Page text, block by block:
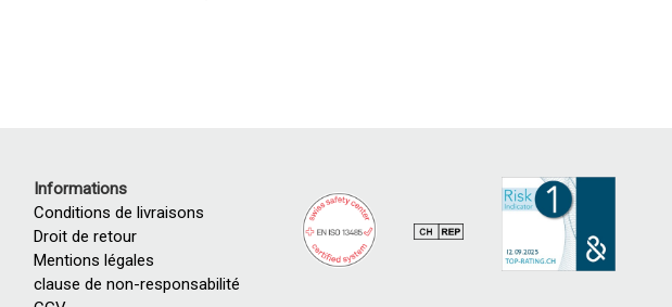
Informations
Conditions de livraisons
Droit de retour
Mentions légales
clause de non-responsabilité